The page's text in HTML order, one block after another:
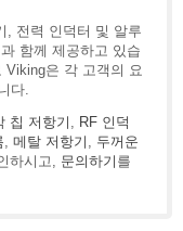
, 전력 인덕터 및 알루
함께 제공하고 있습
Viking은 각 고객의 요
다.
칩 저항기
RF 인덕
메탈 저항기
두꺼운
하시고, 문의하기 를